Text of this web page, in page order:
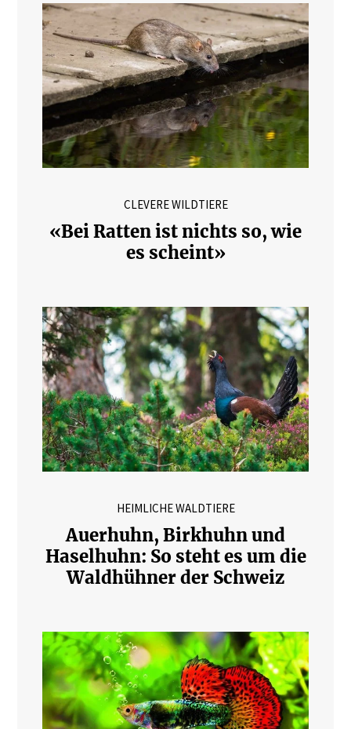
CLEVERE WILDTIERE
«Bei Ratten ist nichts so, wie
es scheint»
HEIMLICHE WALDTIERE
Auerhuhn, Birkhuhn und
Haselhuhn: So steht es um die
Waldhühner der Schweiz